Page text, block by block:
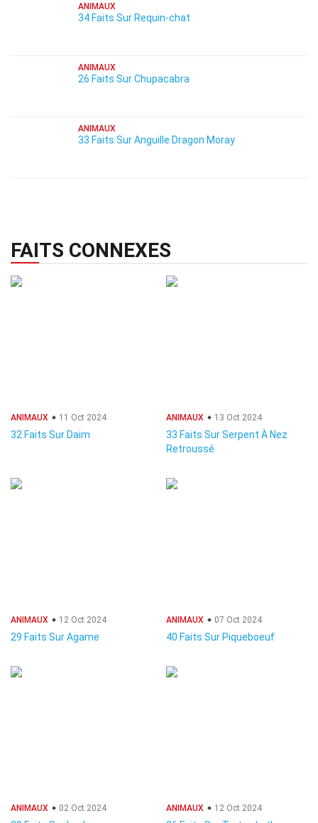
ANIMAUX
34 Faits Sur Requin-chat
ANIMAUX
26 Faits Sur Chupacabra
ANIMAUX
33 Faits Sur Anguille Dragon Moray
FAITS CONNEXES
ANIMAUX 11 Oct 2024
32 Faits Sur Daim
ANIMAUX 13 Oct 2024
33 Faits Sur Serpent À Nez
Retroussé
ANIMAUX 12 Oct 2024
29 Faits Sur Agame
ANIMAUX 07 Oct 2024
40 Faits Sur Piqueboeuf
ANIMAUX 02 Oct 2024 ANIMAUX 12 Oct 2024